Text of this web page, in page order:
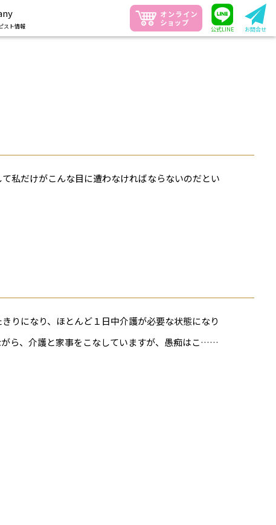
スト情報 公式LINE お問合せ
私だけがこんな目に遭わなければならないのだとい
りになり、ほとんど１日中介護が必要な状態になり
ら、介護と家事をこなしていますが、愚痴はこ……